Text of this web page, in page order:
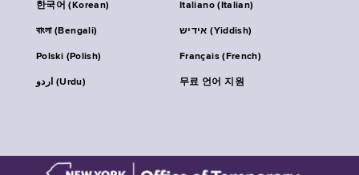
한국어 (Korean) Italiano (Italian)
বাংলা (Bengali) אידיש (Yiddish)
Polski (Polish) Français (French)
اردو (Urdu) 무료 언어 지원